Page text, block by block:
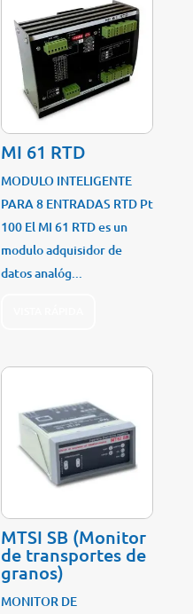
MI 61 RTD
MODULO INTELIGENTE
PARA 8 ENTRADAS RTD Pt
100 El MI 61 RTD es un
modulo adquisidor de
datos analóg...
MTSI SB (Monitor
de transportes de
granos)
MONITOR DE